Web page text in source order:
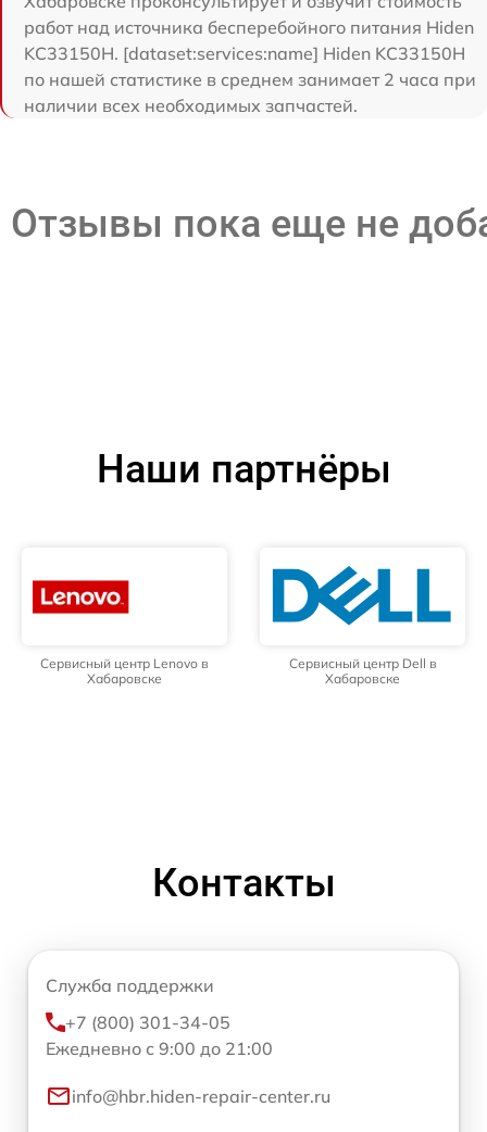
работ над источника бесперебойного питания Hiden
KC33150H. [dataset:services:name] Hiden KC33150H
по нашей статистике в среднем занимает 2 часа при
наличии всех необходимых запчастей.
Отзывы пока еще не
Наши партнёры
Сервисный центр Lenovo в
Хабаровске
Сервисный центр Dell в
Хабаровске
Контакты
Служба поддержки
+7 (800) 301-34-05
Ежедневно с 9:00 до 21:00
info@hbr.hiden-repair-center.ru